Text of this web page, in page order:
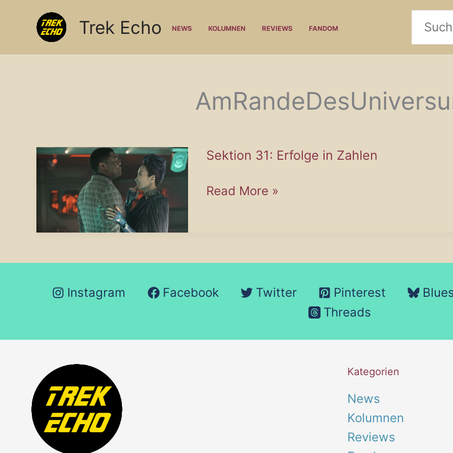
Trek Echo NEWS KOLUMNEN REVIEWS FANDOM
for:
Sektion 31: Erfolge in Zahlen
Sektion
Zahlen
Read More »
Instagram Facebook Twitter Pinterest
Threads
Kategorien
News
Kolumnen
Reviews